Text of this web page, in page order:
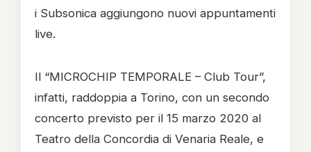
i Subsonica aggiungono nuovi appuntamenti
live.
Il “MICROCHIP TEMPORALE – Club Tour”,
infatti, raddoppia a Torino, con un secondo
concerto previsto per il 15 marzo 2020 al
Teatro della Concordia di Venaria Reale, e